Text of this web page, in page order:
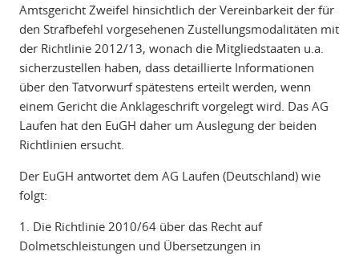
Amtsgericht Zweifel hinsichtlich der Vereinbarkeit der für
den Strafbefehl vorgesehenen Zustellungsmodalitäten mit
der Richtlinie 2012/13, wonach die Mitgliedstaaten u.a.
sicherzustellen haben, dass detaillierte Informationen
über den Tatvorwurf spätestens erteilt werden, wenn
einem Gericht die Anklageschrift vorgelegt wird. Das AG
Laufen hat den EuGH daher um Auslegung der beiden
Richtlinien ersucht.
Der EuGH antwortet dem AG Laufen (Deutschland) wie
folgt:
1. Die Richtlinie 2010/64 über das Recht auf
Dolmetschleistungen und Übersetzungen in